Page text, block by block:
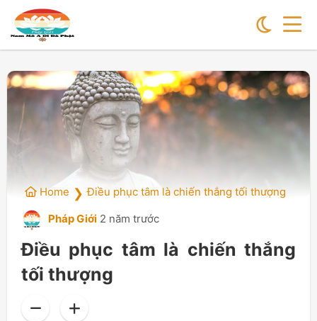
Home ❯ Điều phục tâm là chiến thắng tối thượng
Pháp Giới 2 năm trước
Điều phục tâm là chiến thắng
tối thượng